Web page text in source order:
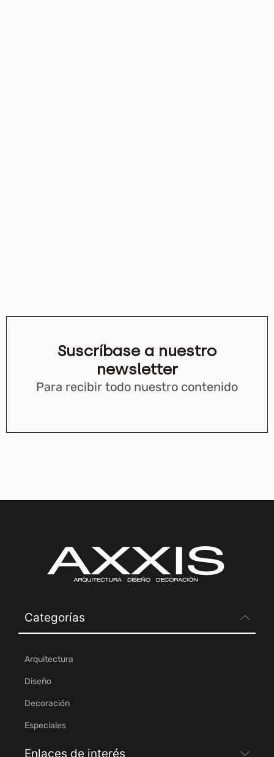
Suscríbase a nuestro
newsletter
Para recibir todo nuestro contenido
Categorías
Arquitectura
Diseño
Decoración
Especiales
Enlaces de interés